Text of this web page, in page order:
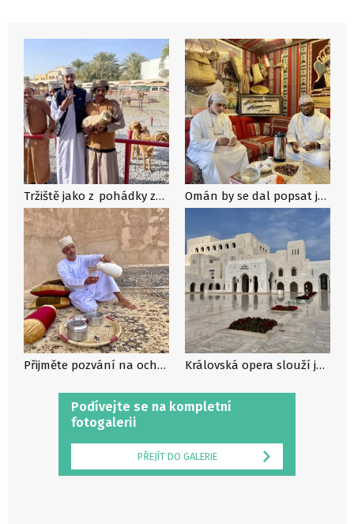
Podívejte se na kompletní
fotogalerii
PŘEJÍT DO GALERIE
Tržiště jako z pohádky zažijete v Nizwě Omán by se dal popsat jen pár slovy: kadidlo, růžová voda a káva s kardamonem.
Přijměte pozvání na ochutnávku tradiční kávy Královská opera slouží jako centrum kultury a hudby v Ománu